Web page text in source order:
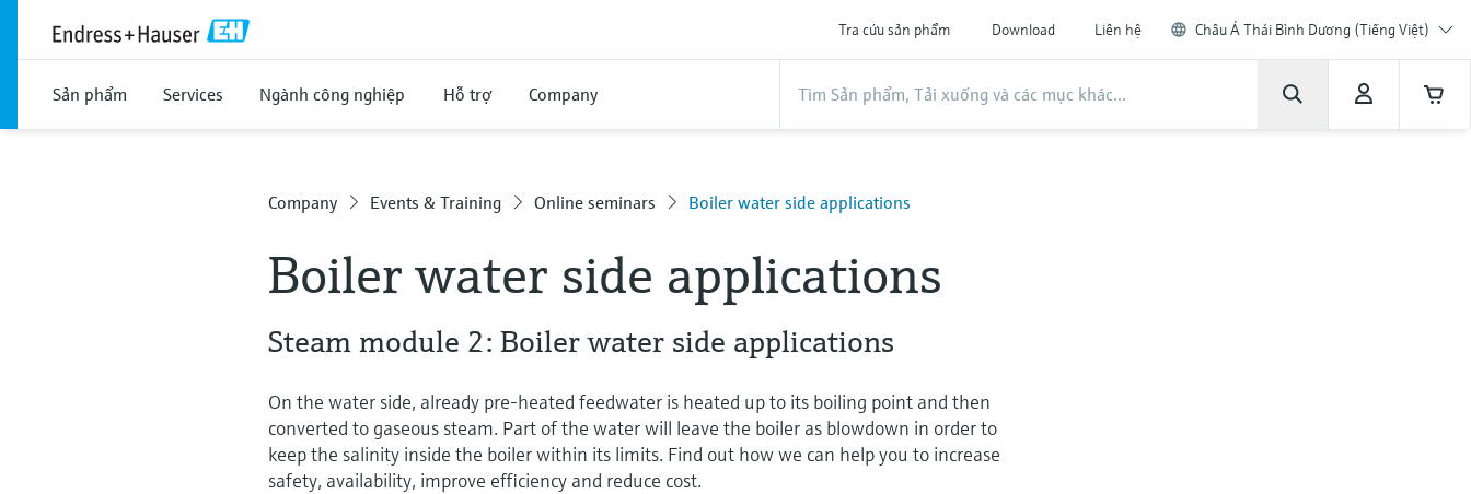
Tra cứu sản phẩm Download Liên hệ Châu Á Thái Bình Dương (Tiếng Việt)
Sản phẩm Services Ngành công nghiệp Hỗ trợ Company
Company Events & Training Online seminars Boiler water side applications
Boiler water side applications
Steam module 2: Boiler water side applications
On the water side, already pre-heated feedwater is heated up to its boiling point and then
converted to gaseous steam. Part of the water will leave the boiler as blowdown in order to
keep the salinity inside the boiler within its limits. Find out how we can help you to increase
safety, availability, improve efficiency and reduce cost.